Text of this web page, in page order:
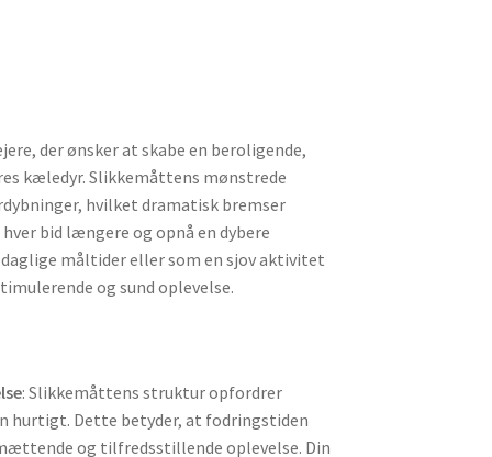
der ønsker at skabe en beroligende,
kæledyr. Slikkemåttens mønstrede
hvilket dramatisk bremser
bid længere og opnå en dybere
måltider eller som en sjov aktivitet
og sund oplevelse.
: Slikkemåttens struktur opfordrer
hurtigt. Dette betyder, at fodringstiden
og tilfredsstillende oplevelse. Din